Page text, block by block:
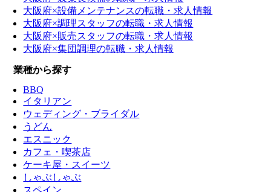
大阪府×設備メンテナンスの転職・求人情報
大阪府×調理スタッフの転職・求人情報
大阪府×販売スタッフの転職・求人情報
大阪府×集団調理の転職・求人情報
業種から探す
BBQ
イタリアン
ウェディング・ブライダル
うどん
エスニック
カフェ・喫茶店
ケーキ屋・スイーツ
しゃぶしゃぶ
スペイン